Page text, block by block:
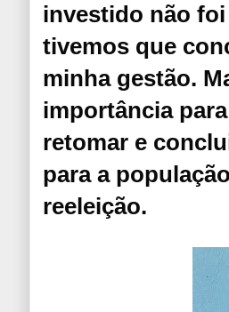
investido não
tivemos que
minha gestão.
importância
retomar e
para a
reeleição.